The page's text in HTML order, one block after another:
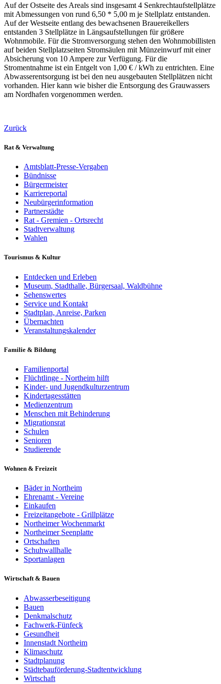
Auf der Ostseite des Areals sind insgesamt 4 Senkrechtaufstellplätze
mit Abmessungen von rund 6,50 * 5,00 m je Stellplatz entstanden.
Auf der Westseite entlang des bewachsenen Brauereikellers
entstanden 3 Stellplätze in Längsaufstellungen für größere
Wohnmobile. Für die Stromversorgung stehen den Wohnmobillisten
auf beiden Stellplatzseiten Stromsäulen mit Münzeinwurf mit einer
Absicherung von 10 Ampere zur Verfügung. Für die
Stromentnahme ist ein Entgelt von 1,00 € / kWh zu entrichten. Eine
Abwasserentsorgung ist bei den neu ausgebauten Stellplätzen nicht
vorhanden. Hier kann wie bisher die Entsorgung des Grauwassers
am Nordhafen vorgenommen werden.
Zurück
Rat & Verwaltung
Amtsblatt-Presse-Vergaben
Bündnisse
Bürgermeister
Karriereportal
Neubürgerinformation
Partnerstädte
Rat - Gremien - Ortsrecht
Stadtverwaltung
Wahlen
Tourismus & Kultur
Entdecken und Erleben
Museum, Stadthalle, Bürgersaal, Waldbühne
Sehenswertes
Service und Kontakt
Stadtplan, Anreise, Parken
Übernachten
Veranstaltungskalender
Familie & Bildung
Familienportal
Flüchtlinge - Northeim hilft
Kinder- und Jugendkulturzentrum
Kindertagesstätten
Medienzentrum
Menschen mit Behinderung
Migrationsrat
Schulen
Senioren
Studierende
Wohnen & Freizeit
Bäder in Northeim
Ehrenamt - Vereine
Einkaufen
Freizeitangebote - Grillplätze
Northeimer Wochenmarkt
Northeimer Seenplatte
Ortschaften
Schuhwallhalle
Sportanlagen
Wirtschaft & Bauen
Abwasserbeseitigung
Bauen
Denkmalschutz
Fachwerk-Fünfeck
Gesundheit
Innenstadt Northeim
Klimaschutz
Stadtplanung
Städtebauförderung-Stadtentwicklung
Wirtschaft